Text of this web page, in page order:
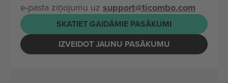
e-pasta ziņojumu uz support@ticombo.com
SKATIET GAIDĀMIE PASĀKUMI
IZVEIDOT JAUNU PASĀKUMU